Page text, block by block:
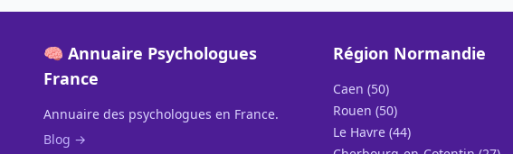
🧠 Annuaire Psychologues
France
Annuaire des psychologues en France.
Blog →
Région Normandie
Caen (50)
Rouen (50)
Le Havre (44)